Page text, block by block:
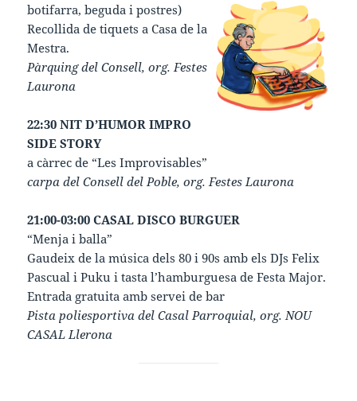
botifarra, beguda i postres)
Recollida de tiquets a Casa de la
Mestra.
Pàrquing del Consell, org. Festes
Laurona
22:30 NIT D’HUMORIMPRO
SIDE STORY
a càrrec de “Les Improvisables”
carpa del Consell del Poble, org. Festes Laurona
21:00-03:00 CASAL DISCO BURGUER
“Menja i balla”
Gaudeix de la música dels 80 i 90s amb els DJs Felix
Pascual i Puku i tasta l’hamburguesa de Festa Major.
Entrada gratuita amb servei de bar
Pista poliesportiva del Casal Parroquial, org. NOU
CASAL Llerona